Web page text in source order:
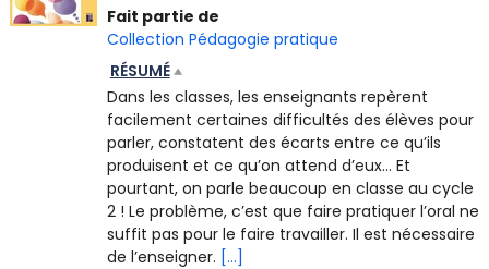
Fait partie de
Collection Pédagogie pratique
RÉSUMÉ
Dans les classes, les enseignants repèrent
facilement certaines difficultés des élèves pour
parler, constatent des écarts entre ce qu’ils
produisent et ce qu’on attend d’eux… Et
pourtant, on parle beaucoup en classe au cycle
2 ! Le problème, c’est que faire pratiquer l’oral ne
suffit pas pour le faire travailler. Il est nécessaire
de l’enseigner. [...]